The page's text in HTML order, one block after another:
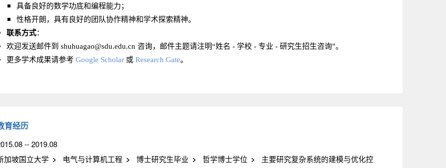
具备良好的数学功底和编程能力；
性格开朗，具有良好的团队协作精神和学术探索精神。
联系方式：
欢迎发送邮件到 shuhuagao@sdu.edu.cn 咨询，邮件主题请注明“姓名 - 学校 - 专业 - 研究生招生咨询”。
更多学术成果请参考 Google Scholar或 Research Gate。
育经历
-- 2019.08
加坡国立大学
电气与计算机工程 博士研究生毕业 哲学博士学位
主要研究复杂系统的建模与优化控